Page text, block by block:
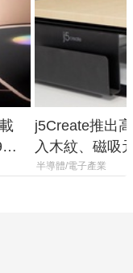
j5Create推出
入木紋、磁吸
半導體/電子產業